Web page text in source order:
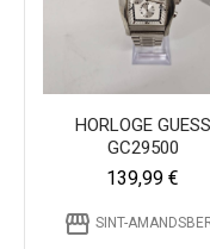
HORLOGE GUESS
GC29500
139,99 €
storefront SINT-